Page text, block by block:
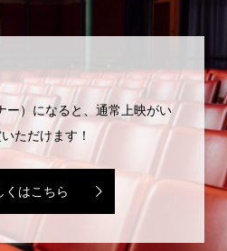
ー）になると、通常上映がい
ただけます！
くはこちら